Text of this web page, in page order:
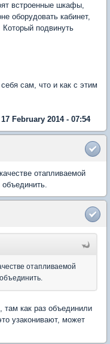
встроенные шкафы,
оборудовать кабинет,
Который подвинуть
сам, что и как с этим
February 2014 - 07:54
отапливаемой
отапливаемой
там как раз объединили
узаконивают, может